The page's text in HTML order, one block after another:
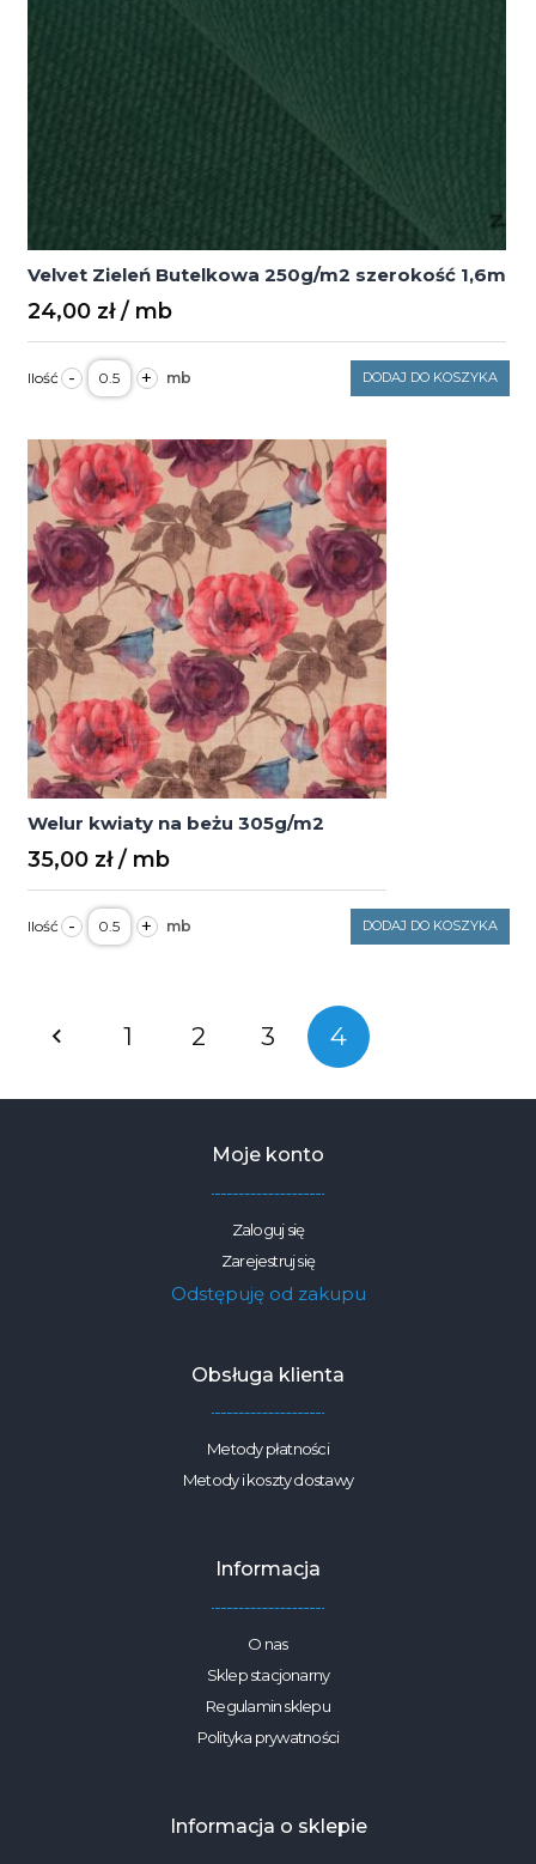
Velvet Zieleń Butelkowa 250g/m2 szerokość 1,6m
24,00 zł
- ilość
Velvet
Zieleń
250g/m2
szerokość
1,6m
+ DODAJ DO KOSZYKA
Welur kwiaty na beżu 305g/m2
35,00 zł
- ilość
Welur
kwiaty
+ DODAJ DO KOSZYKA
po
1 2 3 4
Moje konto
Zaloguj się
Zarejestruj się
Odstępuję od zakupu
Obsługa klienta
Metody płatności
Metody i koszty dostawy
Informacja
O nas
Sklep stacjonarny
Regulamin sklepu
Polityka prywatności
Informacja o sklepie